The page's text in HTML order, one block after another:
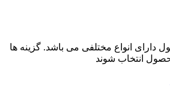
دارای انواع مختلفی می باشد. گزینه ها
انتخاب شوند